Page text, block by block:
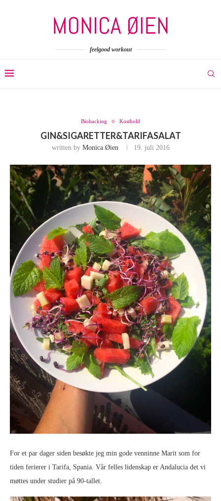
feelgood workout
Biohacking Kosthold
GIN&SIGARETTER&TARIFASALAT
written by Monica Øien 19. juli 2016
For et par dager siden besøkte jeg min gode venninne Marit som for
tiden ferierer i Tarifa, Spania. Vår felles lidenskap er Andalucia det vi
møttes under studier på 90-tallet.